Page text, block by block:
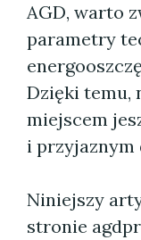
AGD, warto
parametry
Dzięki temu,
miejscem
i przyjaznym
Niniejszy
stronie